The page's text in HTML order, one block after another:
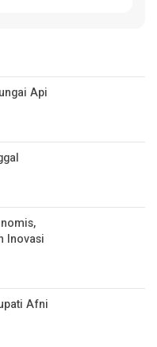
Api
Inovasi
Afni